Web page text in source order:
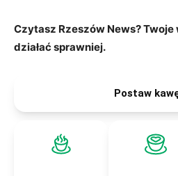
Czytasz Rzeszów News?
działać sprawniej.
Postaw